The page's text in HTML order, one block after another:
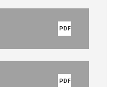
PDF
PDF